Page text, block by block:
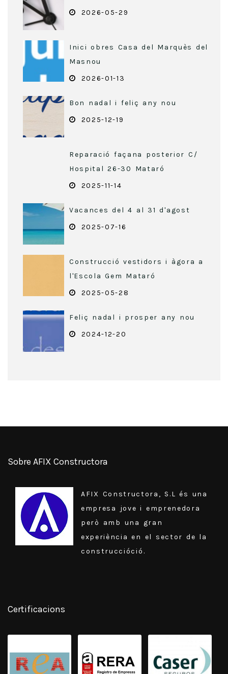
2026-05-29
Inici obres Casa del Marquès del
Masnou
2026-01-13
Bon nadal i feliç any nou
2025-12-19
Reparació façana posterior C/
Hospital 26-30 Mataró
2025-11-14
Vacances del 4 al 31 d'agost
2025-07-16
Construcció vestidors i àgora a
l'Escola Gem Mataró
2025-05-28
Feliç nadal i prosper any nou
2024-12-20
Sobre AFIX Constructora
AFIX Constructora, S.L és una
empresa jove i emprenedora
però amb una gran
experiència en el sector de la
construccióció.
Certificacions